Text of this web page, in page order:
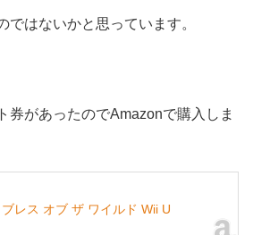
ではないかと思っています。
券があったのでAmazonで購入しま
レス オブ ザ ワイルド Wii U